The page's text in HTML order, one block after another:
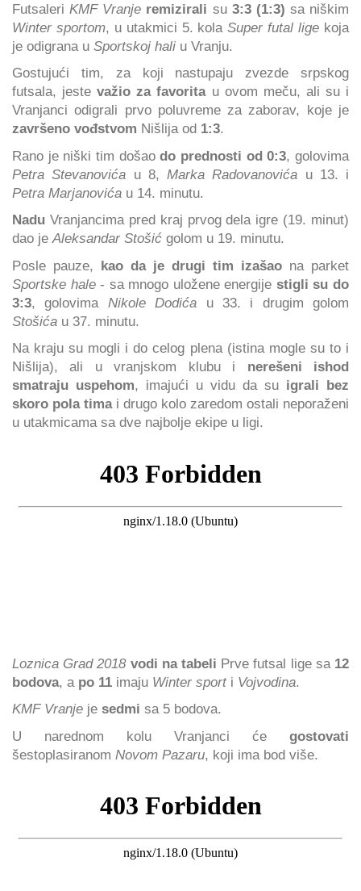
FutsaleriKMF Vranje remizirali su 3:3 (1:3) sa niškim
Winter sportom, u utakmici 5. kola Super futal lige koja
je odigrana u Sportskoj hali u Vranju.
Gostujući tim, za koji nastupaju zvezde srpskog
futsala, jestevažio za favoritau ovom meču, ali su i
Vranjanci odigrali prvo poluvreme za zaborav, koje je
završeno vođstvom Nišlija od 1:3.
Rano je niški tim došaodo prednosti od 0:3, golovima
Petra Stevanovića u 8, Marka Radovanovića u 13. i
Petra Marjanovića u 14. minutu.
Nadu Vranjancima pred kraj prvog dela igre (19. minut)
dao je Aleksandar Stošić golom u 19. minutu.
Posle pauze, kao da je drugi tim izašao na parket
Sportske hale- sa mnogo uložene energije stigli su do
3:3, golovima Nikole Dodića u 33. i drugim golom
Stošića u 37. minutu.
Na kraju su mogli i do celog plena (istina mogle su to i
Nišlija), ali u vranjskom klubu i nerešeni ishod
smatraju uspehom, imajući u vidu da su igrali bez
skoro pola timai drugo kolo zaredom ostali neporaženi
u utakmicama sa dve najbolje ekipe u ligi.
Loznica Grad 2018 vodi na tabeli Prve futsal lige sa 12
bodova, a po 11 imaju Winter sport i Vojvodina.
KMF Vranje je sedmi sa 5 bodova.
U narednom kolu Vranjanci će gostovati
šestoplasiranom Novom Pazaru, koji ima bod više.